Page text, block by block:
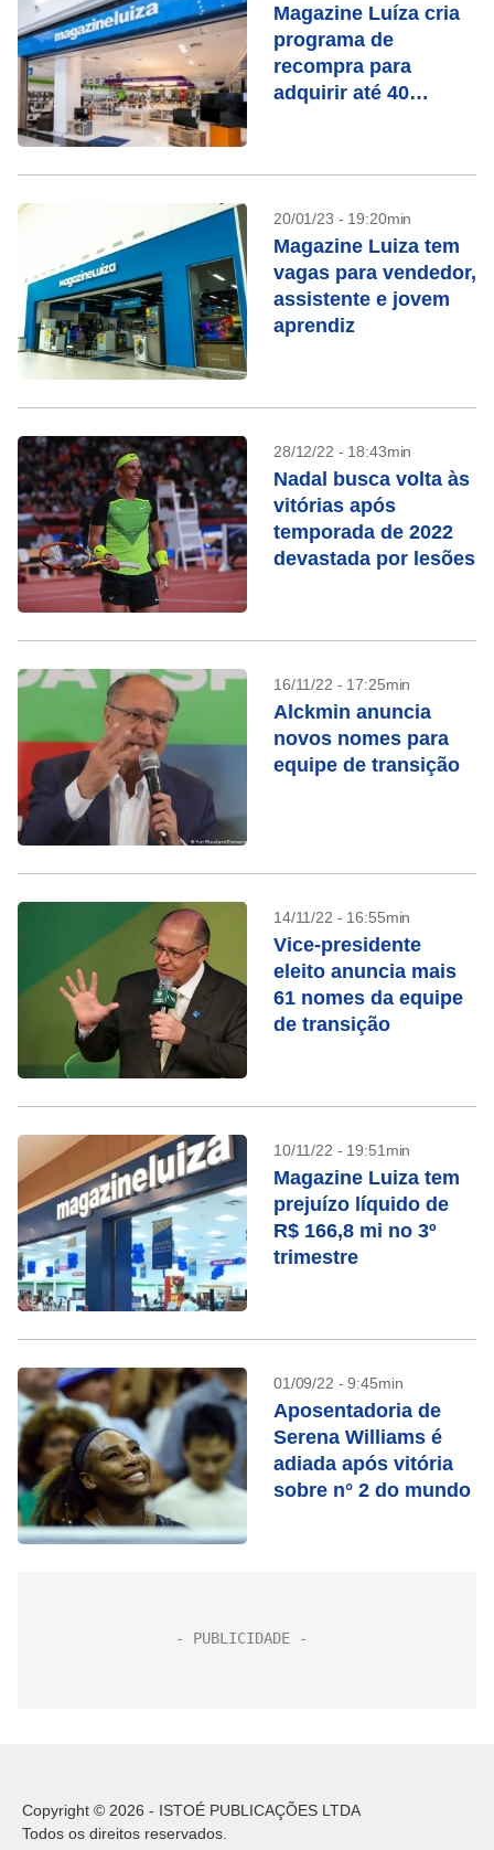
Magazine Luíza cria
programa de
recompra para
adquirir até 40
20/01/23 - 19:20min
Magazine Luiza tem
vagas para vendedor,
assistente e jovem
aprendiz
28/12/22 - 18:43min
Nadal busca volta às
vitórias após
temporada de 2022
devastada por lesões
16/11/22 - 17:25min
Alckmin anuncia
novos nomes para
equipe de transição
14/11/22 - 16:55min
Vice-presidente
eleito anuncia mais
61 nomes da equipe
de transição
10/11/22 - 19:51min
Magazine Luiza tem
prejuízo líquido de
R$ 166,8 mi no 3º
trimestre
01/09/22 - 9:45min
Aposentadoria de
Serena Williams é
adiada após vitória
sobre n° 2 do mundo
Copyright © 2026 - ISTOÉ PUBLICAÇÕES LTDA
Todos os direitos reservados.